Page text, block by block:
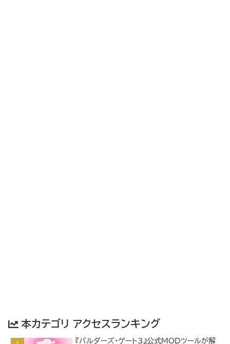
本カテゴリ アクセスランキング
『バルダーズ・ゲート3』公式MODツールが解